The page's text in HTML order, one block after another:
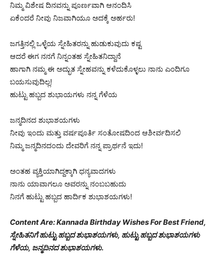
ನಿಮ್ಮ ವಿಶೇಷ ದಿನವನ್ನು ಪೂರ್ಣವಾಗಿ ಆನಂದಿಸಿ
ಏಕೆಂದರೆ ನೀವು ನಿಜವಾಗಿಯೂ ಅದಕ್ಕೆ ಅರ್ಹರು!
ಜಗತ್ತಿನಲ್ಲಿ ಒಳ್ಳೆಯ ಸ್ನೇಹಿತರನ್ನು ಹುಡುಕುವುದು ಕಷ್ಟ
ಆದರೆ ಈಗ ನನಗೆ ನಿನ್ನಂತಹ ಸ್ನೇಹಿತನಿದ್ದಾನೆ
ಹಾಗಾಗಿ ನಮ್ಮ ಈ ಅದ್ಭುತ ಸ್ನೇಹವನ್ನು ಕಳೆದುಕೊಳ್ಳಲು ನಾನು ಎಂದಿಗೂ
ಬಯಸುವುದಿಲ್ಲ!
ಹುಟ್ಟು ಹಬ್ಬದ ಶುಭಾಯಗಳು ನನ್ನ ಗೆಳೆಯ
ಜನ್ಮದಿನದ ಶುಭಾಶಯಗಳು
ನೀವು ಇಂದು ಮತ್ತು ವರ್ಷಪೂರ್ತಿ ಸಂತೋಷದಿಂದ ಆಶೀರ್ವದಿಸಲಿ
ನಿಮ್ಮ ಜನ್ಮದಿನದಂದು ದೇವರಿಗೆ ನನ್ನ ಪ್ರಾರ್ಥನೆ ಇದು!
ಅಂತಹ ವ್ಯಕ್ತಿಯಾಗಿದ್ದಕ್ಕಾಗಿ ಧನ್ಯವಾದಗಳು
ನಾನು ಯಾವಾಗಲೂ ಅವರನ್ನು ನಂಬಬಹುದು
ನಿನಗೆ ಹುಟ್ಟು ಹಬ್ಬದ ಹಾರ್ದಿಕ ಶುಭಾಶಯಗಳು!
Content Are: Kannada Birthday Wishes For Best Friend,
ಸ್ನೇಹಿತನಿಗೆ ಹುಟ್ಟು ಹಬ್ಬದ ಶುಭಾಶಯಗಳು, ಹುಟ್ಟು ಹಬ್ಬದ ಶುಭಾಶಯಗಳು
ಗೆಳೆಯ, ಜನ್ಮದಿನದ ಶುಭಾಶಯಗಳು.